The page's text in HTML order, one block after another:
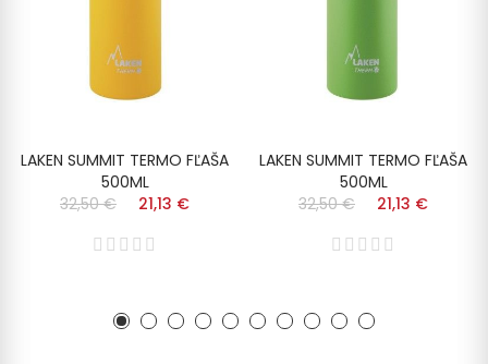
LAKEN SUMMIT TERMO FĽAŠA
500ML
32,50 €
21,13 €
LAKEN SUMMIT TERMO FĽAŠA
500ML
32,50 €
21,13 €